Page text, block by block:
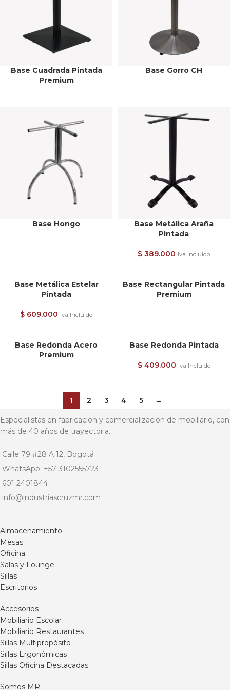
Base Cuadrada Pintada
Premium
Base Gorro CH
Base Hongo
Base Metálica Araña
Pintada
$ 389.000 Iva Incluido
Base Metálica Estelar
Pintada
$ 609.000 Iva Incluido
Base Rectangular Pintada
Premium
Base Redonda Acero
Premium
Base Redonda Pintada
$409.000 Iva Incluido
1 2 3 4 5 →
Especialistas en fabricación y comercialización de mobiliario, con
más de 40 años de trayectoria.
Calle 79 #28 A 12, Bogotá
WhatsApp: +57 3102555723
601 2401844
info@industriascruzmr.com
Almacenamiento
Mesas
Oficina
Salas y Lounge
Sillas
Escritorios
Accesorios
Mobiliario Escolar
Mobiliario Restaurantes
Sillas Multipropósito
Sillas Ergonómicas
Sillas Oficina Destacadas
Somos MR